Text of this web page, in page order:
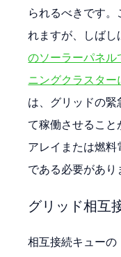
られるべきです
れますが、しば
のソーラーパネ
ニングクラスタ
は、グリッドの
て稼働させるこ
アレイまたは燃
である必要があり
グリッド相互
相互接続キュー